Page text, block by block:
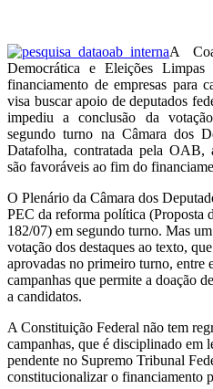
A
Democrática e Eleições
financiamento de empresas para
visa buscar apoio de deputados
impediu a conclusão da
segundo turno na Câmara dos
Datafolha, contratada pela OAB,
são favoráveis ao fim do
O Plenário da Câmara dos
PEC da reforma política (Proposta
182/07) em segundo turno. Mas
votação dos destaques ao texto,
aprovadas no primeiro turno, entre
campanhas que permite a doação
a candidatos.
A Constituição Federal não tem
campanhas, que é disciplinado em
pendente no Supremo Tribunal
constitucionalizar o financiamento